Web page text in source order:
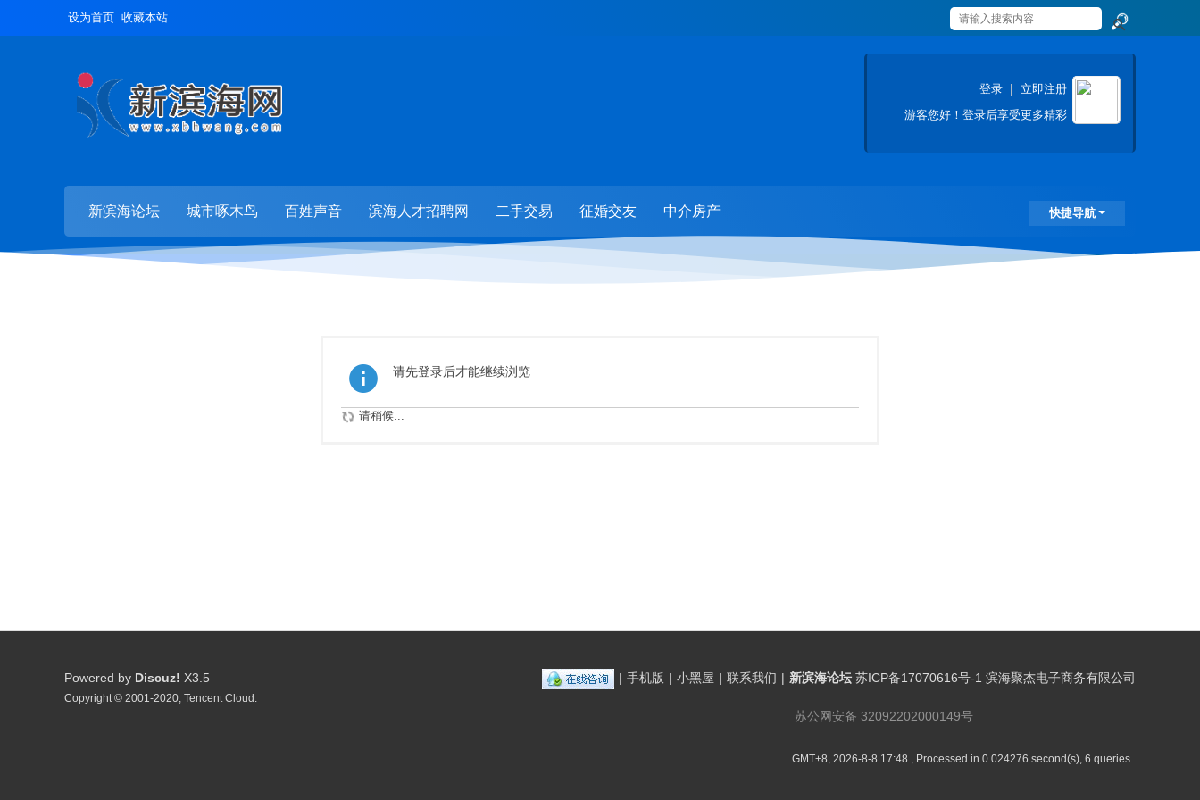
设为首页 收藏本站
索
登录
立即注册
游客您好！登录后享受更多精彩
快捷导航
新滨海论坛 城市啄木鸟 百姓声音 滨海人才招聘网 二手交易 征婚交友 中介房产
请先登录后才能继续浏览
请稍候...
| 手机版 | 小黑屋 | 联系我们 | 新滨海论坛 苏ICP备17070616号-1 滨海聚杰电子商务有限公司
苏公网安备 32092202000149号
GMT+8, 2026-8-8 17:48 , Processed in 0.024276 second(s), 6 queries .
Powered by Discuz! X3.5
Copyright © 2001-2020, Tencent Cloud.